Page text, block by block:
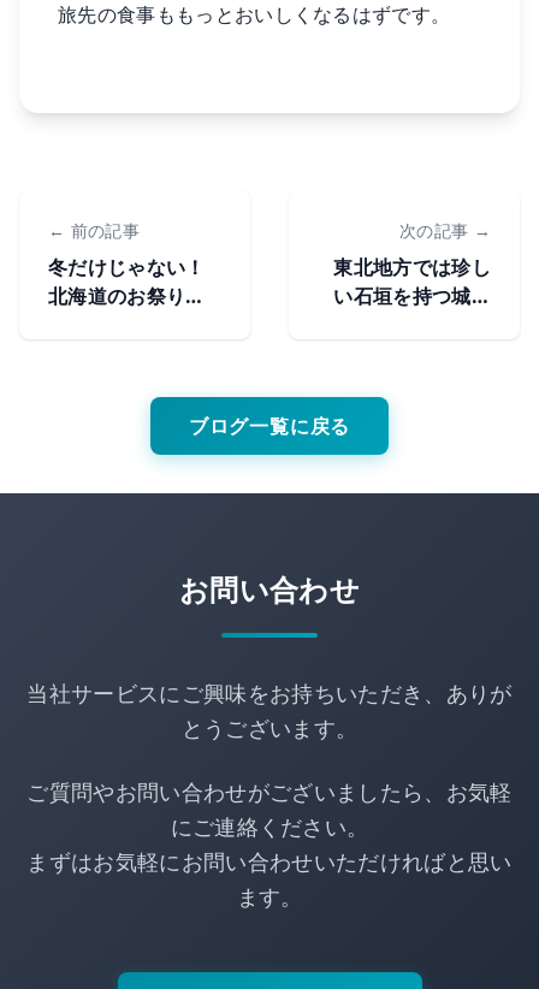
旅先の食事ももっとおいしくなるはずです。
← 前の記事
冬だけじゃない！
北海道のお祭り・
次の記事 →
東北地方では珍し
い石垣を持つ城！
ブログ一覧に戻る
お問い合わせ
当社サービスにご興味をお持ちいただき、ありが
とうございます。
ご質問やお問い合わせがございましたら、お気軽
にご連絡ください。
まずはお気軽にお問い合わせいただければと思い
ます。